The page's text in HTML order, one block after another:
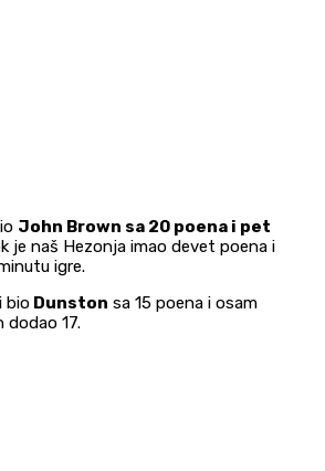
John Brown sa 20 poena i pet
je naš Hezonja imao devet poena i
igre.
bio Dunston sa 15 poena i osam
dodao 17.